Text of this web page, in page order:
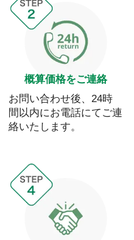
概算価格をご連絡
お問い合わせ後、24時
間以内にお電話にてご連
絡いたします。